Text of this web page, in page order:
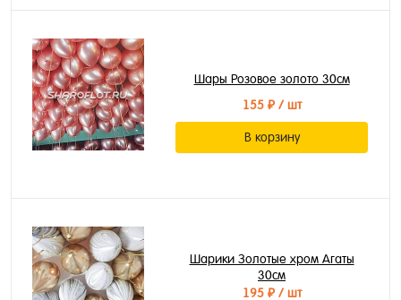
Шары Розовое золото 30см
155 ₽/ шт
В корзину
Шарики Золотые хром Агаты
30см
195 ₽/ шт